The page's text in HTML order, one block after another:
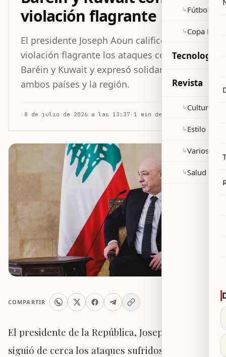
violación flagrante
El presidente Joseph Aoun calificó de
violación flagrante los ataques contra
Baréin y Kuwait y expresó solidaridad con
ambos países y la región.
· 8 de julio de 2026 a las 13:37 · 1 min de lectura
COMPARTIR
El presidente de la República, Joseph Aoun,
siguió de cerca los ataques sufridos hoy por los
↳Fútbol
↳Copa
Tecnología
Revista
↳Cultura y
↳Estilo de
↳Varios
↳Salud